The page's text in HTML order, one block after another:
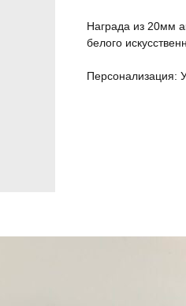
Награда из 20мм
белого
Персонализация: